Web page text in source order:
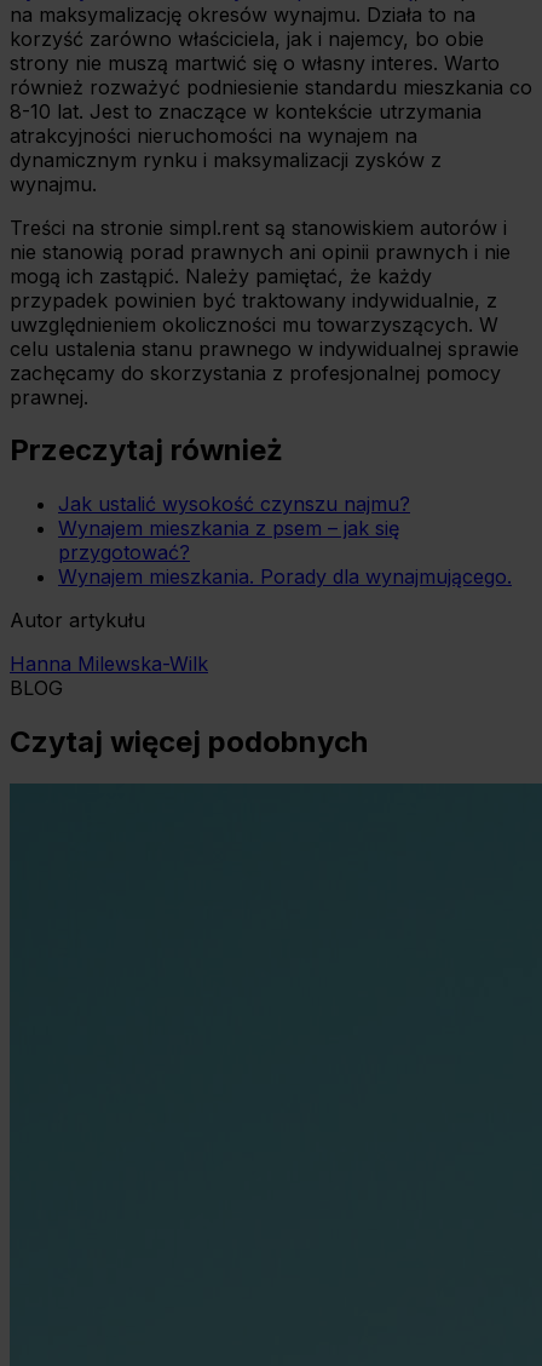
na maksymalizację okresów wynajmu. Działa to na
korzyść zarówno właściciela, jak i najemcy, bo obie
strony nie muszą martwić się o własny interes. Warto
również rozważyć podniesienie standardu mieszkania co
8-10 lat. Jest to znaczące w kontekście utrzymania
atrakcyjności nieruchomości na wynajem na
dynamicznym rynku i maksymalizacji zysków z
wynajmu.
Treści na stronie simpl.rent są stanowiskiem autorów i
nie stanowią porad prawnych ani opinii prawnych i nie
mogą ich zastąpić. Należy pamiętać, że każdy
przypadek powinien być traktowany indywidualnie, z
uwzględnieniem okoliczności mu towarzyszących. W
celu ustalenia stanu prawnego w indywidualnej sprawie
zachęcamy do skorzystania z profesjonalnej pomocy
prawnej.
Przeczytaj również
Jak ustalić wysokość czynszu najmu?
Wynajem mieszkania z psem – jak się
przygotować?
Wynajem mieszkania. Porady dla wynajmującego.
Autor artykułu
Hanna Milewska-Wilk
BLOG
Czytaj więcej podobnych